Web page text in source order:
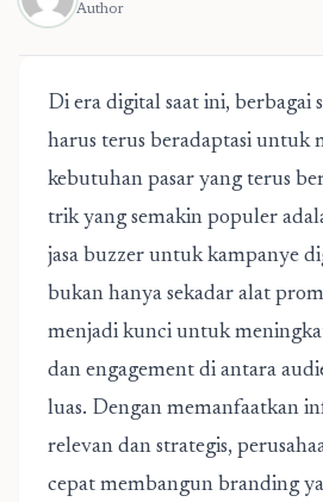
Author
Di era digital saat ini, berbagai
harus terus beradaptasi untuk
kebutuhan pasar yang terus
trik yang semakin populer
jasa buzzer untuk kampanye
bukan hanya sekadar alat
menjadi kunci untuk
dan engagement di antara
luas. Dengan memanfaatkan
relevan dan strategis,
cepat membangun branding